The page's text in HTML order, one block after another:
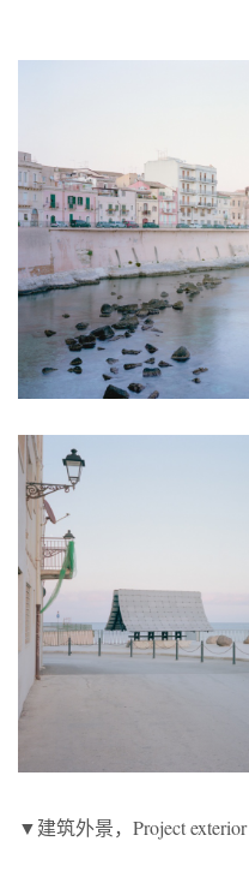
▼建筑外景，Project exterior